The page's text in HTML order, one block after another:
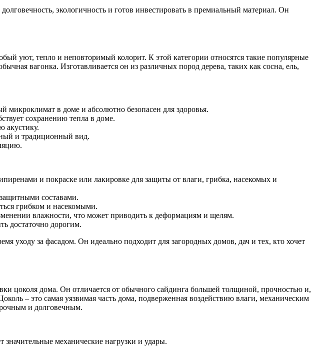
экологичность и готов инвестировать в премиальный материал. Он
уют, тепло и неповторимый колорит. К этой категории относятся такие популярные
вагонка. Изготавливается он из различных пород дерева, таких как сосна, ель,
микроклимат в доме и абсолютно безопасен для здоровья.
сохранению тепла в доме.
акустику.
и традиционный вид.
и покраске или лакировке для защиты от влаги, грибка, насекомых и
составами.
грибком и насекомыми.
влажности, что может приводить к деформациям и щелям.
достаточно дорогим.
уходу за фасадом. Он идеально подходит для загородных домов, дач и тех, кто хочет
цоколя дома. Он отличается от обычного сайдинга большей толщиной, прочностью и,
– это самая уязвимая часть дома, подверженная воздействию влаги, механическим
и долговечным.
механические нагрузки и удары.